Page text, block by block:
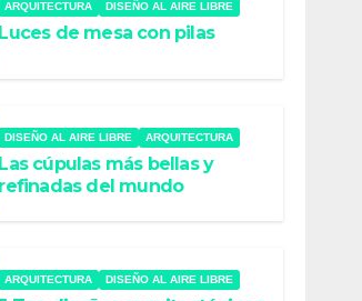
ARQUITECTURA DISEÑO AL AIRE LIBRE
Luces de mesa con pilas
DISEÑO AL AIRE LIBRE ARQUITECTURA
Las cúpulas más bellas y
refinadas del mundo
ARQUITECTURA DISEÑO AL AIRE LIBRE